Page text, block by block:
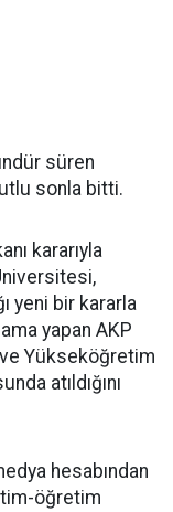
süren
sonla bitti.
kararıyla
yeni bir kararla
yapan AKP
ve Yükseköğretim
atıldığını
hesabından
öğretim